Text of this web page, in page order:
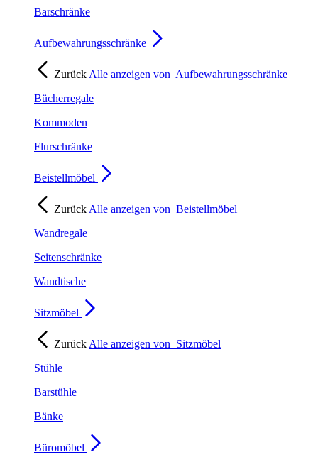
Barschränke
Aufbewahrungsschränke
Zurück Alle anzeigen von Aufbewahrungsschränke
Bücherregale
Kommoden
Flurschränke
Beistellmöbel
Zurück Alle anzeigen von Beistellmöbel
Wandregale
Seitenschränke
Wandtische
Sitzmöbel
Zurück Alle anzeigen von Sitzmöbel
Stühle
Barstühle
Bänke
Büromöbel